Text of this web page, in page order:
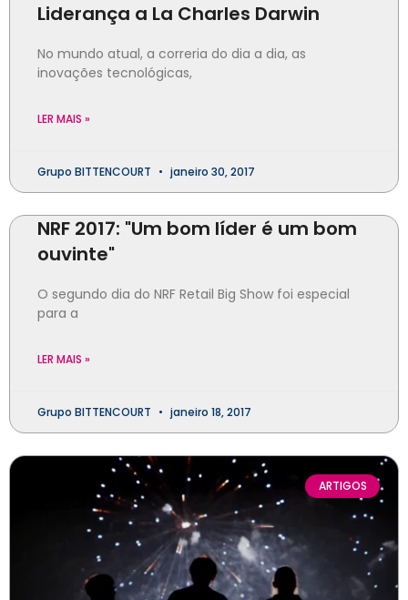
Liderança a La Charles Darwin
No mundo atual, a correria do dia a dia, as
inovações tecnológicas,
LER MAIS »
Grupo BITTENCOURT janeiro 30, 2017
NRF 2017: "Um bom líder é um bom
ouvinte"
O segundo dia do NRF Retail Big Show foi especial
para a
LER MAIS »
Grupo BITTENCOURT janeiro 18, 2017
ARTIGOS